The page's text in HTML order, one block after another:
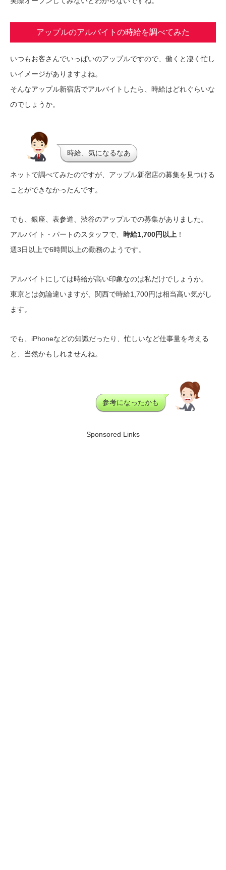
アップルのアルバイトの時給を調べてみた
いつもお客さんでいっぱいのアップルですので、働くと凄く忙し
いイメージがありますよね。
そんなアップル新宿店でアルバイトしたら、時給はどれぐらいな
のでしょうか。
時給、気になるなあ
ネットで調べてみたのですが、アップル新宿店の募集を見つける
ことができなかったんです。
でも、銀座、表参道、渋谷のアップルでの募集がありました。
アルバイト・パートのスタッフで、 時給1,700円以上 ！
週3日以上で6時間以上の勤務のようです。
アルバイトにしては時給が高い印象なのは私だけでしょうか。
東京とは勿論違いますが、関西で時給1,700円は相当高い気がし
ます。
でも、iPhoneなどの知識だったり、忙しいなど仕事量を考える
と、当然かもしれませんね。
参考になったかも
Sponsored Links